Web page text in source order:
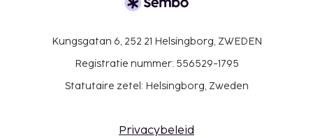
Kungsgatan 6, 252 21 Helsingborg, ZWEDEN
Registratie nummer: 556529-1795
Statutaire zetel: Helsingborg, Zweden
Privacybeleid